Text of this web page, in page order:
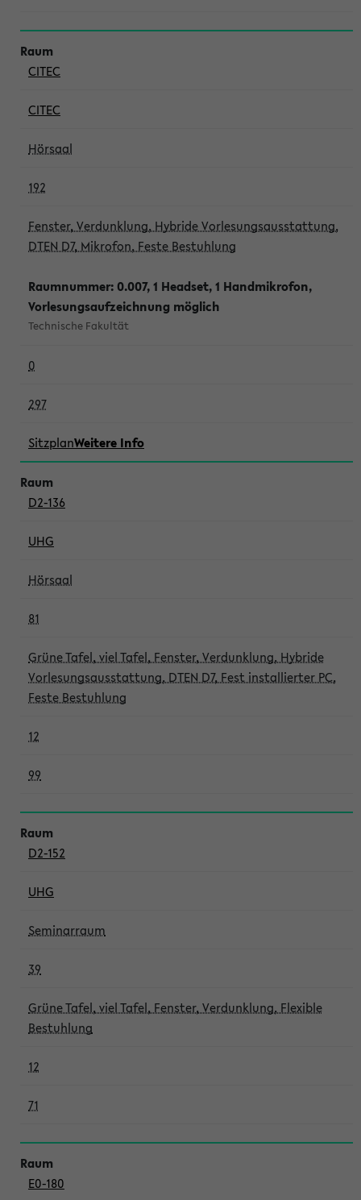
CITEC
CITEC
Hörsaal
192
Fenster, Verdunklung, Hybride Vorlesungsausstattung,
DTEN D7, Mikrofon, Feste Bestuhlung
Raumnummer: 0.007, 1 Headset, 1 Handmikrofon,
Vorlesungsaufzeichnung möglich
Technische Fakultät
0
297
SitzplanWeitere Info
D2-136
UHG
Hörsaal
81
Grüne Tafel, viel Tafel, Fenster, Verdunklung, Hybride
Vorlesungsausstattung, DTEN D7, Fest installierter PC,
Feste Bestuhlung
12
99
D2-152
UHG
Seminarraum
39
Grüne Tafel, viel Tafel, Fenster, Verdunklung, Flexible
Bestuhlung
12
71
E0-180